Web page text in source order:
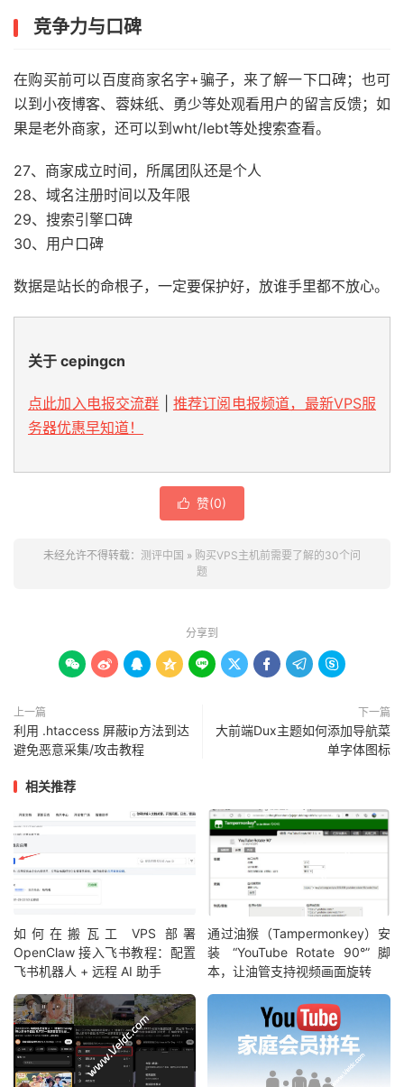
竞争力与口碑
在购买前可以百度商家名字+骗子，来了解一下口碑；也可
以到小夜博客、蓉妹纸、勇少等处观看用户的留言反馈；如
果是老外商家，还可以到wht/lebt等处搜索查看。
27、商家成立时间，所属团队还是个人
28、域名注册时间以及年限
29、搜索引擎口碑
30、用户口碑
数据是站长的命根子，一定要保护好，放谁手里都不放心。
关于 cepingcn
点此加入电报交流群
推荐订阅电报频道，最新VPS服
务器优惠早知道！
 赞(0)
未经允许不得转载： 测评中国 » 购买VPS主机前需要了解的30个问
题
分享到
        
上一篇
利用 .htaccess 屏蔽ip方法到达
避免恶意采集/攻击教程
下一篇
大前端Dux主题如何添加导航菜
单字体图标
相关推荐
如何在搬瓦工 VPS 部署
OpenClaw 接入飞书教程：配置
飞书机器人 + 远程 AI 助手
通过油猴（Tampermonkey）安
装 “YouTube Rotate 90°” 脚
本，让油管支持视频画面旋转